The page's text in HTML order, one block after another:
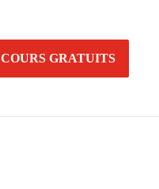
COURS GRATUITS